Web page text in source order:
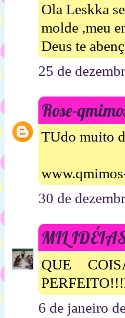
Ola Leskka
molde ,meu
Deus te
25 de
Rose-
TUdo muito
30 de
MIL
QUE
6 de janeiro